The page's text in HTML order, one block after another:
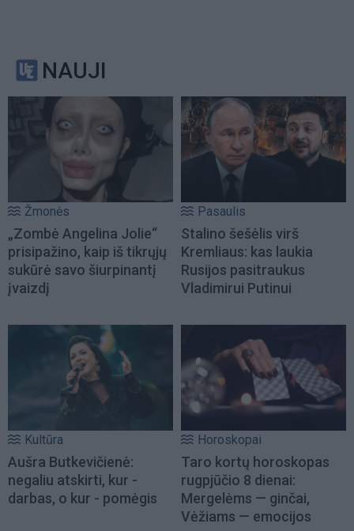
NAUJI
Žmonės
„Zombė Angelina Jolie“
prisipažino, kaip iš tikrųjų
sukūrė savo šiurpinantį
įvaizdį
Pasaulis
Stalino šešėlis virš
Kremliaus: kas laukia
Rusijos pasitraukus
Vladimirui Putinui
Kultūra
Aušra Butkevičienė:
negaliu atskirti, kur -
darbas, o kur - pomėgis
Horoskopai
Taro kortų horoskopas
rugpjūčio 8 dienai:
Mergelėms — ginčai,
Vėžiams — emocijos